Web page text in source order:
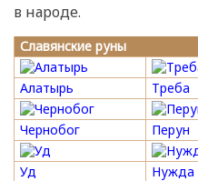
в народе.
Славянские руны
Алатырь Треба
Чернобог Перун
Уд Нужда